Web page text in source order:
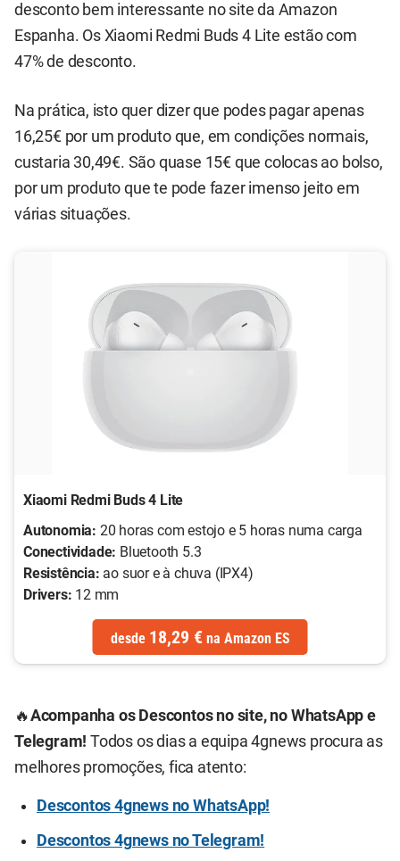
desconto bem interessante no site da Amazon
Espanha. Os Xiaomi Redmi Buds 4 Lite estão com
47% de desconto.
Na prática, isto quer dizer que podes pagar apenas
16,25€ por um produto que, em condições normais,
custaria 30,49€. São quase 15€ que colocas ao bolso,
por um produto que te pode fazer imenso jeito em
várias situações.
Xiaomi Redmi Buds 4 Lite
Autonomia: 20 horas com estojo e 5 horas numa carga
Conectividade: Bluetooth 5.3
Resistência: ao suor e à chuva (IPX4)
Drivers: 12 mm
desde 18,29 € na Amazon ES
🔥Acompanha os Descontos no site, no WhatsApp e
Telegram! Todos os dias a equipa 4gnews procura as
melhores promoções, fica atento:
Descontos 4gnews no WhatsApp!
Descontos 4gnews no Telegram!